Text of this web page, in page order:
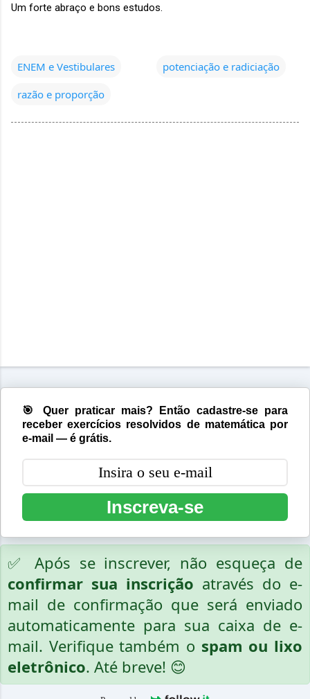
Um forte abraço e bons estudos.
ENEM e Vestibulares
potenciação e radiciação
razão e proporção
🎯 Quer praticar mais? Então cadastre-se para
receber exercícios resolvidos de matemática por
e-mail — é grátis.
Inscreva-se
✅ Após se inscrever, não esqueça de
confirmar sua inscrição através do e-
mail de confirmação que será enviado
automaticamente para sua caixa de e-
mail. Verifique também o spam ou lixo
eletrônico. Até breve! 😊